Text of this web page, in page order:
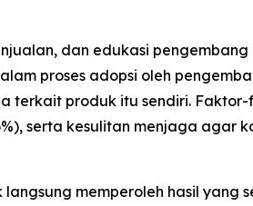
dan edukasi
proses adopsi oleh
terkait produk itu sendiri.
serta kesulitan menjaga agar
memperoleh hasil yang